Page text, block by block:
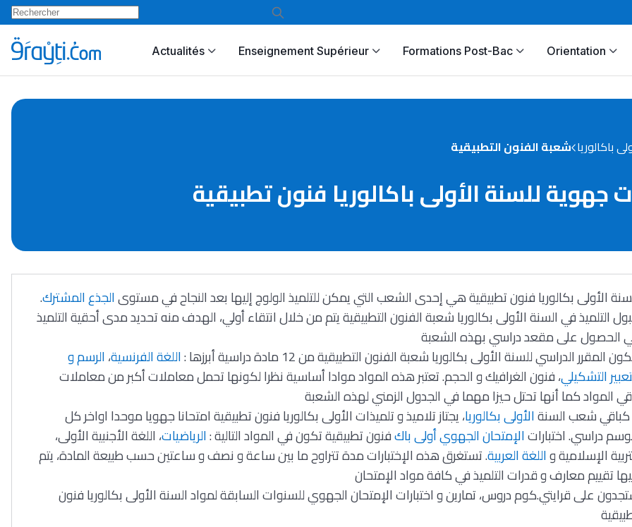
Actualités Enseignement Supérieur Formations Post-Bac Orientation
باكالوريا شعبة الفنون التطبيقية
للسنة الأولى باكالوريا فنون تطبيقية
الأولى بكالوريا فنون تطبيقية هي إحدى الشعب التي يمكن للتلميذ الولوج إليها بعد النجاح في مستوىالجذع المشترك.
التلميذ في السنة الأولى بكالوريا شعبة الفنون التطبيقية يتم من خلال انتقاء أولي، الهدف منه تحديد مدى أحقية التلميذ
الحصول على مقعد دراسي بهذه الشعبة
المقرر الدراسي للسنة الأولى بكالوريا شعبة الفنون التطبيقية من 12 مادة دراسية أبرزها :
اللغة الفرنسية،الرسم و
التشكيلي، فنون الغرافيك و الحجم. تعتبر هذه المواد موادا أساسية نظرا لكونها تحمل معاملات أكبر من معاملات
المواد كما أنها تحتل حيزا مهما في الجدول الزمني لهذه الشعبة
شعب السنةالأولى بكالوريا، يجتاز تلاميذ و تلميذات الأولى بكالوريا فنون تطبيقية امتحانا جهويا موحدا اواخر كل
دراسي. اختباراتالإمتحان الجهوي أولى باكفنون تطبيقية تكون في المواد التالية :الرياضيات، اللغة الأجنبية الأولى،
الإسلامية واللغة العربية. تستغرق هذه الإختبارات مدة تتراوح ما بين ساعة و نصف و ساعتين حسب طبيعة المادة، يتم
تقييم معارف و قدرات التلميذ في كافة مواد الإمتحان
على قرايتي.كوم دروس، تمارين و اختبارات الإمتحان الجهوي للسنوات السابقة لمواد السنة الأولى بكالوريا فنون